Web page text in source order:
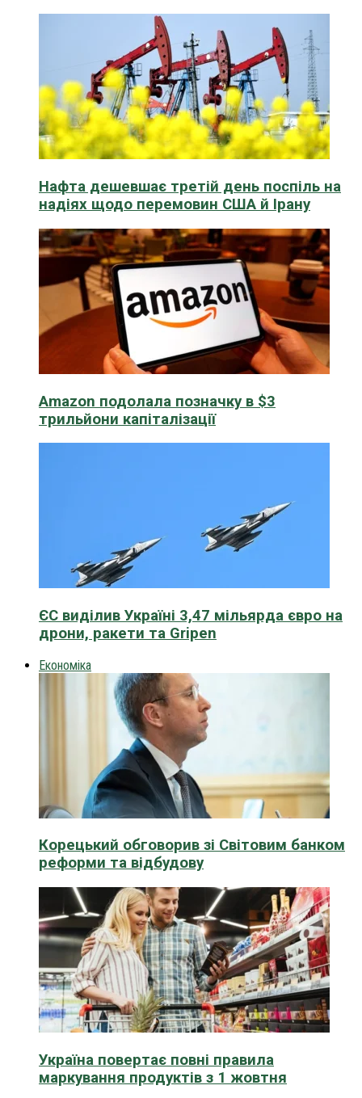
Нафта дешевшає третій день поспіль на
надіях щодо перемовин США й Ірану
Amazon подолала позначку в $3
трильйони капіталізації
ЄС виділив Україні 3,47 мільярда євро на
дрони, ракети та Gripen
Економіка
Корецький обговорив зі Світовим банком
реформи та відбудову
Україна повертає повні правила
маркування продуктів з 1 жовтня